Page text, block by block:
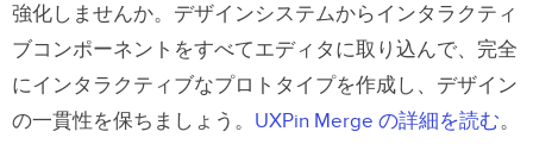
強化しませんか。デザインシステムからインタラクティ
ブコンポーネントをすべてエディタに取り込んで、完全
にインタラクティブなプロトタイプを作成し、デザイン
の一貫性を保ちましょう。 UXPin Merge の詳細を読む。